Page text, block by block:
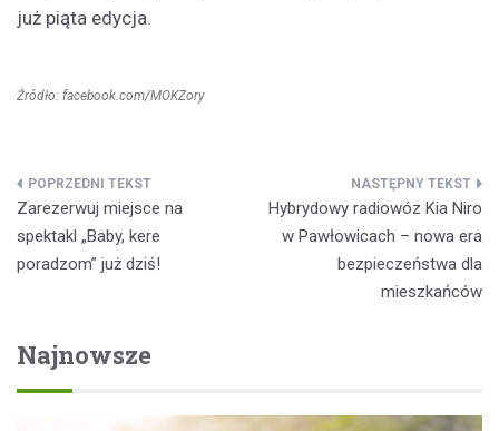
już piąta edycja.
Źródło: facebook.com/MOKZory
Nawigacja
wpisu
Zarezerwuj miejsce na
spektakl „Baby, kere
poradzom” już dziś!
Hybrydowy radiowóz Kia Niro
w Pawłowicach – nowa era
bezpieczeństwa dla
mieszkańców
Najnowsze